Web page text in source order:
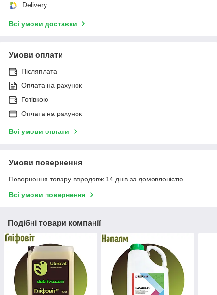
Delivery
Всі умови доставки
Умови оплати
Післяплата
Оплата на рахунок
Готівкою
Оплата на рахунок
Всі умови оплати
Умови повернення
Повернення товару впродовж 14 днів за домовленістю
Всі умови повернення
Подібні товари компанії